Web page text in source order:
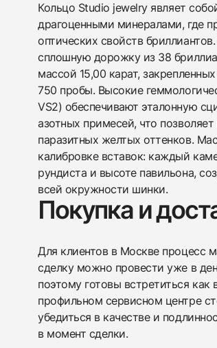
Кольцо Studio jewelry являет
драгоценными минералами, где
оптических свойств
сплошную дорожку из 38
массой 15,00 карат,
750 пробы. Высокие
VS2) обеспечивают эталонную
азотных примесей, что
паразитных желтых оттенков.
калибровке вставок: каждый
рундиста и высоте павильона,
всей окружности шинки.
Покупка и
Для клиентов в Москве процесс
сделку можно провести уже в
поэтому готовы встретиться
профильном сервисном центре
убедиться в качестве и
в момент сделки.